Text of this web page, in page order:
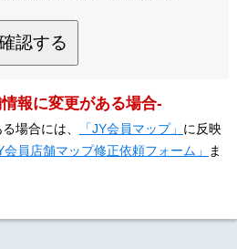
認する
報に変更がある場合-
場合には、 「JY会員マップ」 に反映
会員店舗マップ修正依頼フォーム」
ま